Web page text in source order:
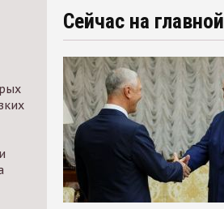
Сейчас на главной